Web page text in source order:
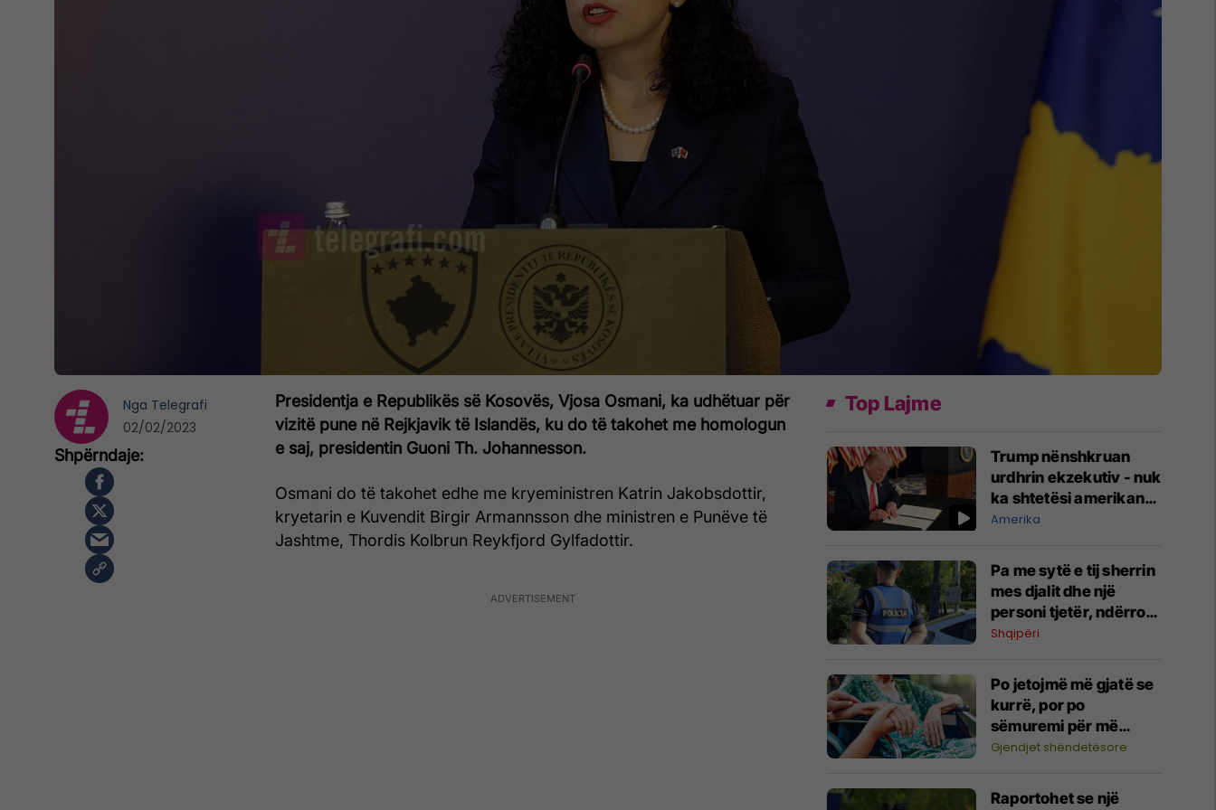
Presidentja e Republikës së Kosovës, Vjosa Osmani, ka udhëtuar për
vizitë pune në Rejkjavik të Islandës, ku do të takohet me homologun
e saj, presidentin Guoni Th. Johannesson.
Osmani do të takohet edhe me kryeministren Katrin Jakobsdottir,
kryetarin e Kuvendit Birgir Armannsson dhe ministren e Punëve të
Jashtme, Thordis Kolbrun Reykfjord Gylfadottir.
Nga Telegrafi
02/02/2023
Top Lajme
Trump nënshkruan
urdhrin ekzekutiv - nuk
ka shtetësi amerikane
përmes lindjes së
Amerika
Pa me sytë e tij sherrin
mes djalit dhe një
personi tjetër, ndërron
jetë nga arresti kardiak
Roskovec
Shqipëri
Po jetojmë më gjatë se
kurrë, por po
sëmuremi për më
shumë vite
Gjendjet shëndetësore
Raportohet se një